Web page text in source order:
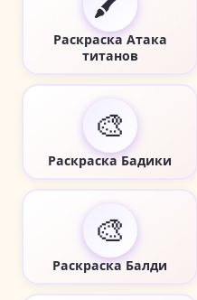
Раскраска Атака
титанов
🎨
Раскраска Бадики
🎨
Раскраска Балди